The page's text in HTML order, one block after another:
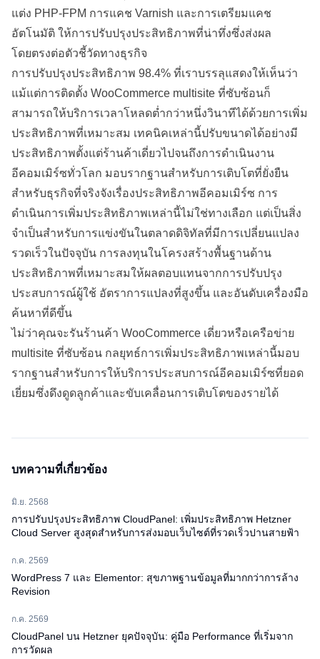
แต่ง PHP-FPM การแคช Varnish และการเตรียมแคช
อัตโนมัติ ให้การปรับปรุงประสิทธิภาพที่น่าทึ่งซึ่งส่งผล
โดยตรงต่อตัวชี้วัดทางธุรกิจ
การปรับปรุงประสิทธิภาพ 98.4% ที่เราบรรลุแสดงให้เห็นว่า
แม้แต่การติดตั้ง WooCommerce multisite ที่ซับซ้อนก็
สามารถให้บริการเวลาโหลดต่ำกว่าหนึ่งวินาทีได้ด้วยการเพิ่ม
ประสิทธิภาพที่เหมาะสม เทคนิคเหล่านี้ปรับขนาดได้อย่างมี
ประสิทธิภาพตั้งแต่ร้านค้าเดี่ยวไปจนถึงการดำเนินงาน
อีคอมเมิร์ซทั่วโลก มอบรากฐานสำหรับการเติบโตที่ยั่งยืน
สำหรับธุรกิจที่จริงจังเรื่องประสิทธิภาพอีคอมเมิร์ซ การ
ดำเนินการเพิ่มประสิทธิภาพเหล่านี้ไม่ใช่ทางเลือก แต่เป็นสิ่ง
จำเป็นสำหรับการแข่งขันในตลาดดิจิทัลที่มีการเปลี่ยนแปลง
รวดเร็วในปัจจุบัน การลงทุนในโครงสร้างพื้นฐานด้าน
ประสิทธิภาพที่เหมาะสมให้ผลตอบแทนจากการปรับปรุง
ประสบการณ์ผู้ใช้ อัตราการแปลงที่สูงขึ้น และอันดับเครื่องมือ
ค้นหาที่ดีขึ้น
ไม่ว่าคุณจะรันร้านค้า WooCommerce เดี่ยวหรือเครือข่าย
multisite ที่ซับซ้อน กลยุทธ์การเพิ่มประสิทธิภาพเหล่านี้มอบ
รากฐานสำหรับการให้บริการประสบการณ์อีคอมเมิร์ซที่ยอด
เยี่ยมซึ่งดึงดูดลูกค้าและขับเคลื่อนการเติบโตของรายได้
บทความที่เกี่ยวข้อง
มิ.ย. 2568
การปรับปรุงประสิทธิภาพ CloudPanel: เพิ่มประสิทธิภาพ Hetzner
Cloud Server สูงสุดสำหรับการส่งมอบเว็บไซต์ที่รวดเร็วปานสายฟ้า
ก.ค. 2569
WordPress 7 และ Elementor: สุขภาพฐานข้อมูลที่มากกว่าการล้าง
Revision
ก.ค. 2569
CloudPanel บน Hetzner ยุคปัจจุบัน: คู่มือ Performance ที่เริ่มจาก
การวัดผล